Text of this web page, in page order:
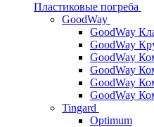
Пластиковые погреба
GoodWay
GoodWay
GoodWay
GoodWay
GoodWay
GoodWay
GoodWay
Tingard
Optimum